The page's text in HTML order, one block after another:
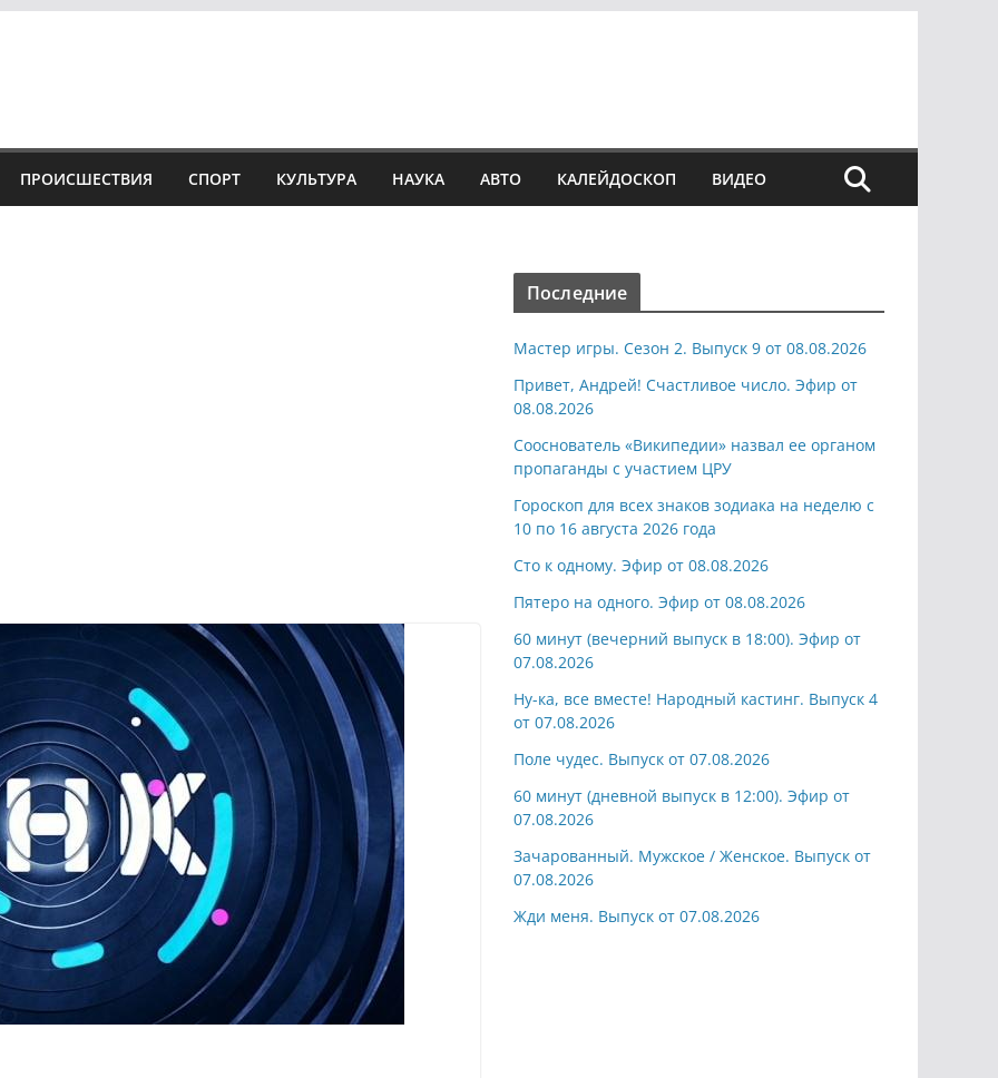
ПРОИСШЕСТВИЯ СПОРТ КУЛЬТУРА НАУКА АВТО КАЛЕЙДОСКОП ВИДЕО
Последние
Мастер игры. Сезон 2. Выпуск 9 от 08.08.2026
Привет, Андрей! Счастливое число. Эфир от
08.08.2026
Сооснователь «Википедии» назвал ее органом
пропаганды с участием ЦРУ
Гороскоп для всех знаков зодиака на неделю с
10 по 16 августа 2026 года
Сто к одному. Эфир от 08.08.2026
Пятеро на одного. Эфир от 08.08.2026
60 минут (вечерний выпуск в 18:00). Эфир от
07.08.2026
Ну-ка, все вместе! Народный кастинг. Выпуск 4
от 07.08.2026
Поле чудес. Выпуск от 07.08.2026
60 минут (дневной выпуск в 12:00). Эфир от
07.08.2026
Зачарованный. Мужское / Женское. Выпуск от
07.08.2026
Жди меня. Выпуск от 07.08.2026